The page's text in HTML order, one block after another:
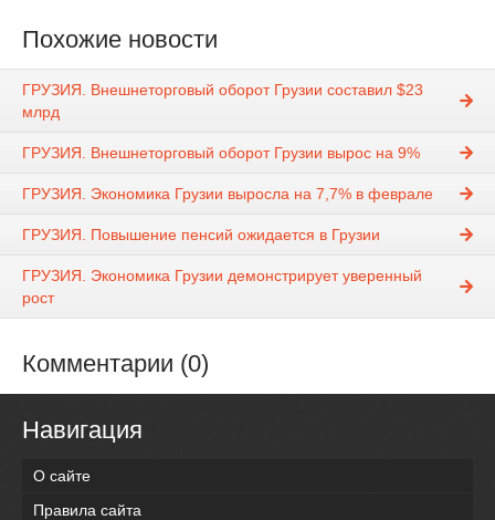
Похожие новости
ГРУЗИЯ. Внешнеторговый оборот Грузии составил $23
млрд
ГРУЗИЯ. Внешнеторговый оборот Грузии вырос на 9%
ГРУЗИЯ. Экономика Грузии выросла на 7,7% в феврале
ГРУЗИЯ. Повышение пенсий ожидается в Грузии
ГРУЗИЯ. Экономика Грузии демонстрирует уверенный
рост
Комментарии (0)
Навигация
О сайте
Правила сайта